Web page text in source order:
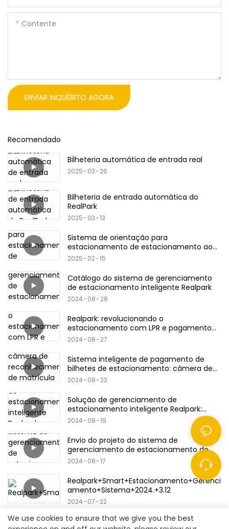
Contente
ENVIAR INQUÉRITO AGORA
Recomendado
Bilheteria automática de entrada real
2025 03 26
Bilheteria de entrada automática do
RealPark
2025 03 13
Sistema de orientação para
estacionamento de estacionamento ao
ar livre
2025 02 15
Catálogo do sistema de gerenciamento
de estacionamento inteligente Realpark
2024 08 28
Realpark: revolucionando o
estacionamento com LPR e pagamento
com cartão
2024 08 27
Sistema inteligente de pagamento de
bilhetes de estacionamento: câmera de
reconhecimento de matrícula & código
de crédito
2024 08 23
Solução de gerenciamento de
estacionamento inteligente Realpark:
Descrição do produto
2024 08 19
Envio do projeto do sistema de
gerenciamento de estacionamento de
ingressos Realpark
2024 08 17
Realpark+Smart+Estacionamento+Gerenci
amento+Sistema+2024.+3.12
2024 07 22
We use cookies to ensure that we give you the best